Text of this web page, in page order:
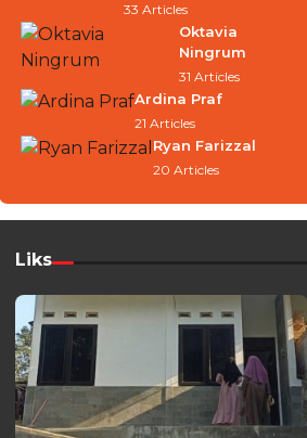
33 Articles
Oktavia
Ningrum
31 Articles
Ardina Praf
21 Articles
Ryan Farizzal
20 Articles
Liks